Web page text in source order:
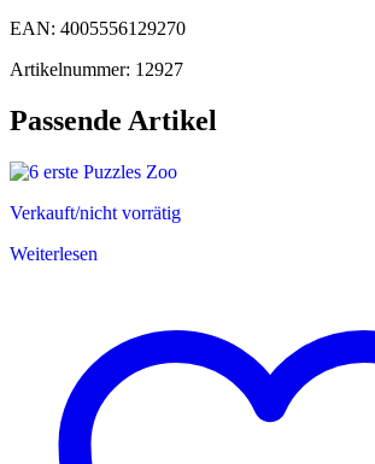
EAN: 4005556129270
Artikelnummer: 12927
Passende Artikel
Verkauft/nicht vorrätig
Weiterlesen